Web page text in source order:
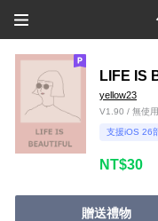
LIFE IS
yellow23
V1.90 / 無使
支援iOS 26
NT$30
贈送禮物